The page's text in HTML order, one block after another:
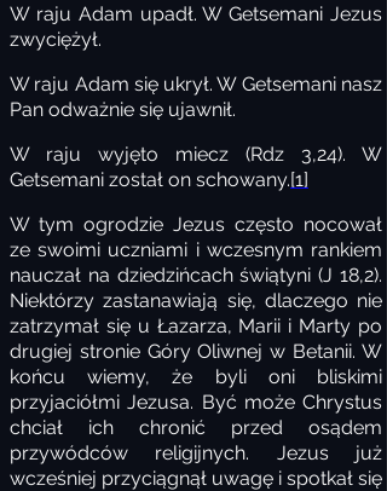
W raju Adam upadł. W Getsemani Jezus
zwyciężył.
W raju Adam się ukrył. W Getsemani nasz
Pan odważnie się ujawnił.
W raju wyjęto miecz (Rdz 3,24). W
Getsemani został on schowany.[1]
W tym ogrodzie Jezus często nocował
ze swoimi uczniami i wczesnym rankiem
nauczał na dziedzińcach świątyni (J 18,2).
Niektórzy zastanawiają się, dlaczego nie
zatrzymał się u Łazarza, Marii i Marty po
drugiej stronie Góry Oliwnej w Betanii. W
końcu wiemy, że byli oni bliskimi
przyjaciółmi Jezusa. Być może Chrystus
chciał ich chronić przed osądem
przywódców religijnych. Jezus już
wcześniej przyciągnął uwagę i spotkał się